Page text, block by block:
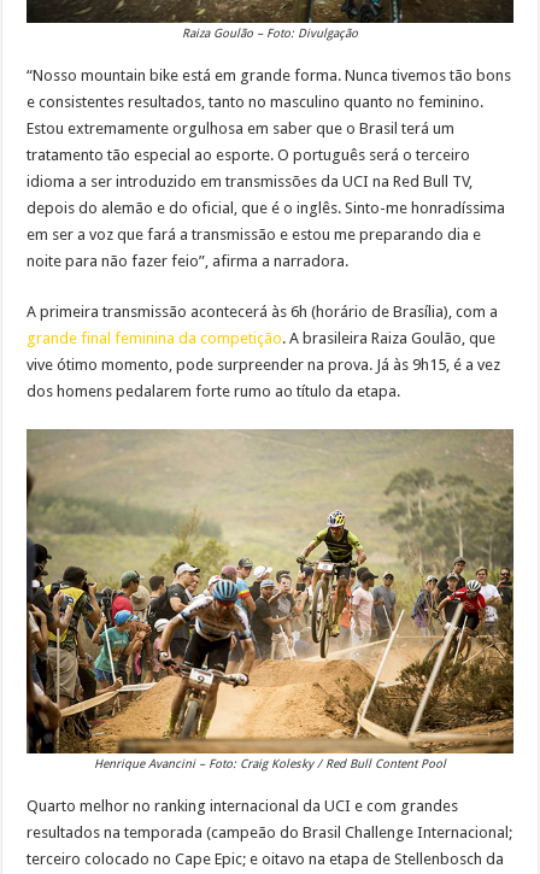
Raiza Goulão – Foto: Divulgação
“Nosso mountain bike está em grande forma. Nunca tivemos tão bons
e consistentes resultados, tanto no masculino quanto no feminino.
Estou extremamente orgulhosa em saber que o Brasil terá um
tratamento tão especial ao esporte. O português será o terceiro
idioma a ser introduzido em transmissões da UCI na Red Bull TV,
depois do alemão e do oficial, que é o inglês. Sinto-me honradíssima
em ser a voz que fará a transmissão e estou me preparando dia e
noite para não fazer feio”, afirma a narradora.
A primeira transmissão acontecerá às 6h (horário de Brasília), com a
grande final feminina da competição. A brasileira Raiza Goulão, que
vive ótimo momento, pode surpreender na prova. Já às 9h15, é a vez
dos homens pedalarem forte rumo ao título da etapa.
Henrique Avancini – Foto: Craig Kolesky / Red Bull Content Pool
Quarto melhor no ranking internacional da UCI e com grandes
resultados na temporada (campeão do Brasil Challenge Internacional;
terceiro colocado no Cape Epic; e oitavo na etapa de Stellenbosch da